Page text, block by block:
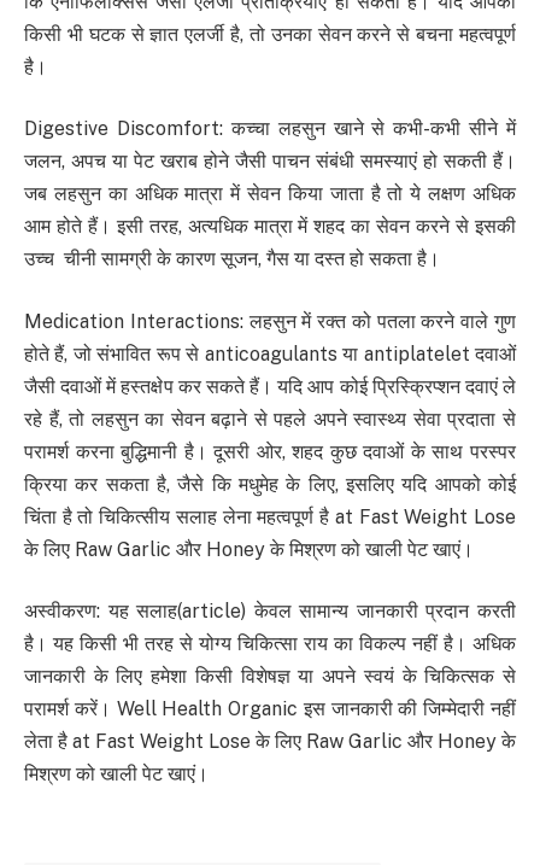
किसी भी घटक से ज्ञात एलर्जी है, तो उनका सेवन करने से बचना महत्वपूर्ण
है।
Digestive Discomfort: कच्चा लहसुन खाने से कभी-कभी सीने में
जलन, अपच या पेट खराब होने जैसी पाचन संबंधी समस्याएं हो सकती हैं।
जब लहसुन का अधिक मात्रा में सेवन किया जाता है तो ये लक्षण अधिक
आम होते हैं। इसी तरह, अत्यधिक मात्रा में शहद का सेवन करने से इसकी
उच्च चीनी सामग्री के कारण सूजन, गैस या दस्त हो सकता है।
Medication Interactions: लहसुन में रक्त को पतला करने वाले गुण
होते हैं, जो संभावित रूप से anticoagulants या antiplatelet दवाओं
जैसी दवाओं में हस्तक्षेप कर सकते हैं। यदि आप कोई प्रिस्क्रिप्शन दवाएं ले
रहे हैं, तो लहसुन का सेवन बढ़ाने से पहले अपने स्वास्थ्य सेवा प्रदाता से
परामर्श करना बुद्धिमानी है। दूसरी ओर, शहद कुछ दवाओं के साथ परस्पर
क्रिया कर सकता है, जैसे कि मधुमेह के लिए, इसलिए यदि आपको कोई
चिंता है तो चिकित्सीय सलाह लेना महत्वपूर्ण है at Fast Weight Lose
के लिए Raw Garlic और Honey के मिश्रण को खाली पेट खाएं।
अस्वीकरण: यह सलाह(article) केवल सामान्य जानकारी प्रदान करती
है। यह किसी भी तरह से योग्य चिकित्सा राय का विकल्प नहीं है। अधिक
जानकारी के लिए हमेशा किसी विशेषज्ञ या अपने स्वयं के चिकित्सक से
परामर्श करें। Well Health Organic इस जानकारी की जिम्मेदारी नहीं
लेता है at Fast Weight Lose के लिए Raw Garlic और Honey के
मिश्रण को खाली पेट खाएं।